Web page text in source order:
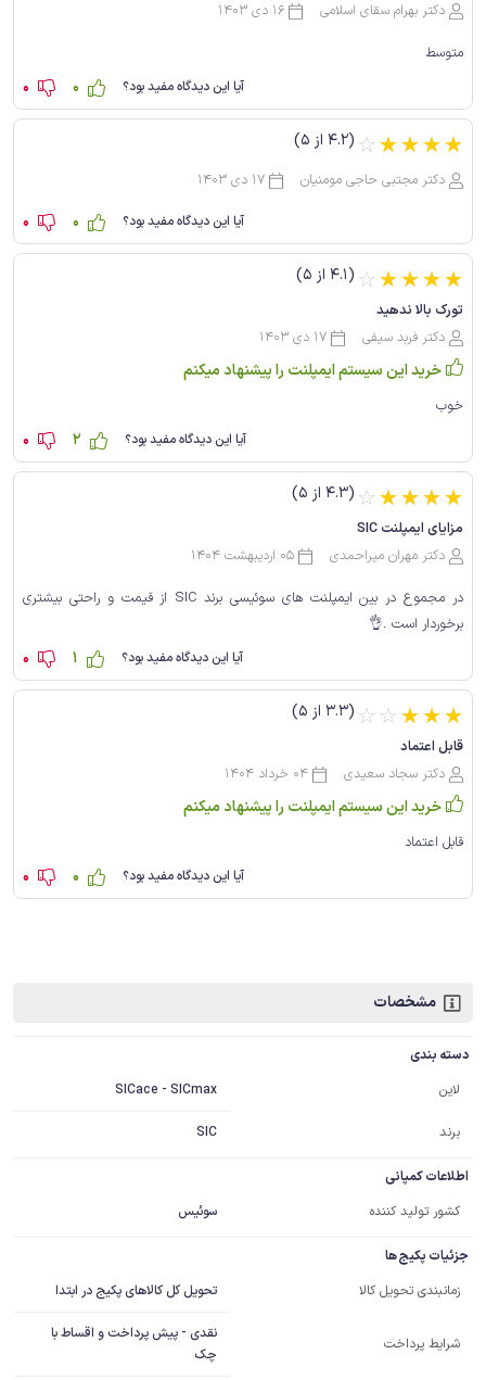
دکتر بهرام سقای اسلامی 16 دی 1403
متوسط
آیا این دیدگاه مفید بود؟ 0
0
(4.2 از 5) ☆☆☆☆☆
دکتر مجتبی حاجی مومنیان 17 دی 1403
آیا این دیدگاه مفید بود؟ 0
0
(4.1 از 5) ☆☆☆☆☆
تورک بالا ندهید
دکتر فربد سیفی
17 دی 1403
خرید این سیستم ایمپلنت را پیشنهاد میکنم
خوب
آیا این دیدگاه مفید بود؟ 2
0
(4.3 از 5) ☆☆☆☆☆
مزایای ایمپلنت SIC
دکتر مهران میراحمدی
05 اردیبهشت 1404
در مجموع در بین ایمپلنت های سوئیسی برند SIC از قیمت و راحتی بیشتری
برخوردار است .👌
آیا این دیدگاه مفید بود؟ 1
0
(3.3 از 5) ☆ ☆☆☆☆
قابل اعتماد
دکتر سجاد سعیدی
04 خرداد 1404
خرید این سیستم ایمپلنت را پیشنهاد میکنم
قابل اعتماد
آیا این دیدگاه مفید بود؟ 0
0
مشخصات
دسته بندی
لاین
SICace - SICmax
برند SIC
اطلاعات کمپانی
کشور تولید کننده
سوئیس
جزئیات پکیج ها
زمانبندی تحویل کالا
تحویل کل کالاهای پکیج در ابتدا
شرایط پرداخت
نقدی - پیش پرداخت و اقساط با
چک